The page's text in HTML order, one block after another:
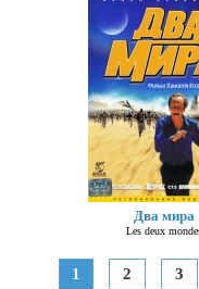
Два мира
Les deux
1 2 3